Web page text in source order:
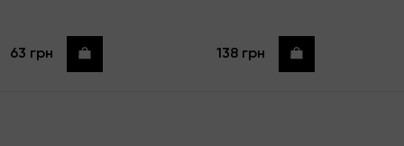
63 грн Купити 138 грн Купити